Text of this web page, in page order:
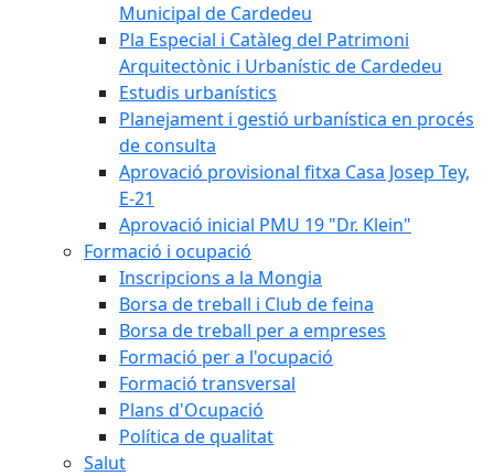
Municipal de Cardedeu
Pla Especial i Catàleg del Patrimoni
Arquitectònic i Urbanístic de Cardedeu
Estudis urbanístics
Planejament i gestió urbanística en procés
de consulta
Aprovació provisional fitxa Casa Josep Tey,
E-21
Aprovació inicial PMU 19 "Dr. Klein"
Formació i ocupació
Inscripcions a la Mongia
Borsa de treball i Club de feina
Borsa de treball per a empreses
Formació per a l'ocupació
Formació transversal
Plans d'Ocupació
Política de qualitat
Salut